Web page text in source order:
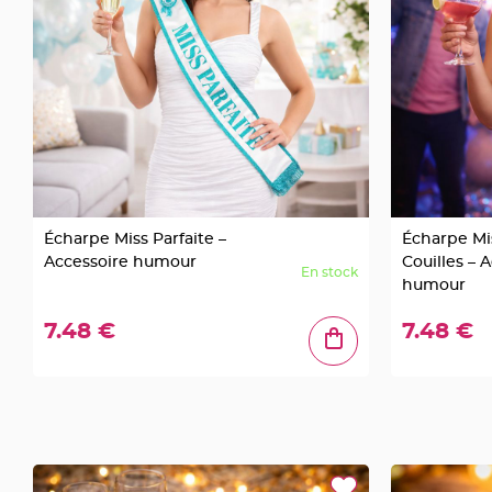
Pics
pour
Déco
Gateau
Rond
de
serviette
table
de
mariage
Contenant
Mariage
sac
Écharpe Miss Parfaite –
Accessoire humour
En stock
7.48 €
Écharpe
Couilles –
humour
7.48 €